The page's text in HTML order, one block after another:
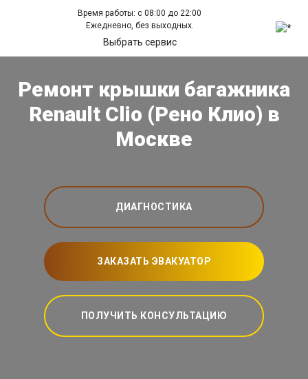
Время работы: с 08:00 до 22:00
Ежедневно, без выходных.
Выбрать сервис
Ремонт крышки багажника
Renault Clio (Рено Клио) в
Москве
ДИАГНОСТИКА
ЗАКАЗАТЬ ЭВАКУАТОР
ПОЛУЧИТЬ КОНСУЛЬТАЦИЮ